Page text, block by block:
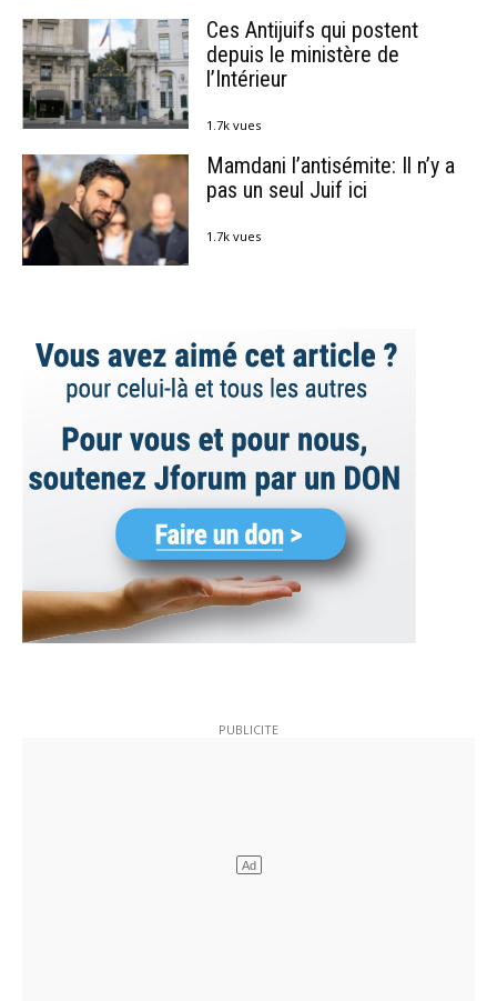
Ces Antijuifs qui postent
depuis le ministère de
l’Intérieur
1.7k vues
Mamdani l’antisémite: Il n’y a
pas un seul Juif ici
1.7k vues